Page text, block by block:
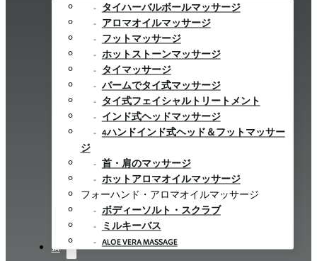
タイハーバルボールマッサージ
アロマオイルマッサージ
フットマッサージ
ホットストーンマッサージ
タイマッサージ
バームでタイ式マッサージ
タイ式フェイシャルトリートメント
インド式ヘッドマッサージ
4ハンドインド式ヘッド＆フットマッサー
ジ
首・肩のマッサージ
ホットアロマオイルマッサージ
フォーハンド・アロマオイルマッサージ
ボディーソルト・スクラブ
ミルキーバス
ALOE VERA MASSAGE
JA